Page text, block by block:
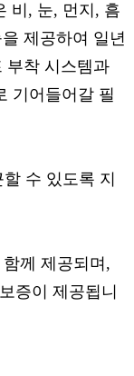
비, 눈, 먼지, 흠
제공하여 일년
부착 시스템과
기어들어갈 필
수 있도록 지
께 제공되며,
증이 제공됩니